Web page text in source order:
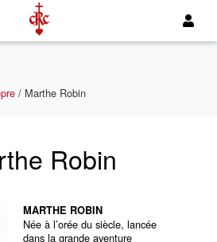
/ Marthe Robin
Robin
MARTHE ROBIN
Née à l’orée du siècle, lancée
dans la grande aventure